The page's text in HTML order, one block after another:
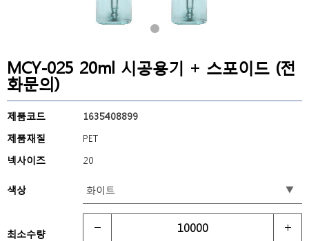
MCY-025 20ml 시공용기 + 스포이드 (전
화문의)
제품코드
1635408899
제품재질
PET
넥사이즈
20
색상
최소수량